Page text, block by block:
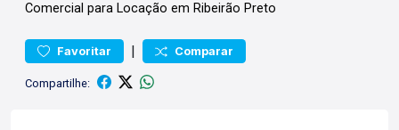
Comercial para Locação em Ribeirão Preto
Favoritar | Comparar
Compartilhe: